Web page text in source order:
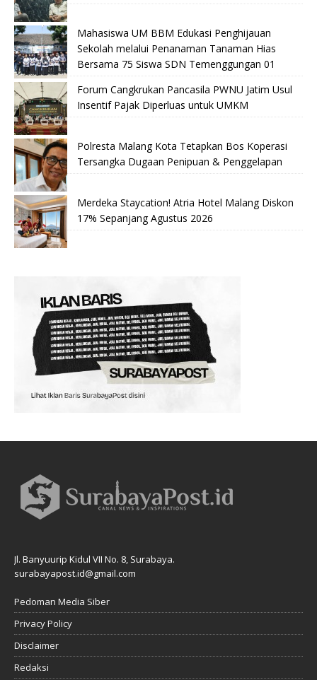
Mahasiswa UM BBM Edukasi Penghijauan
Sekolah melalui Penanaman Tanaman Hias
Bersama 75 Siswa SDN Temenggungan 01
Forum Cangkrukan Pancasila PWNU Jatim Usul
Insentif Pajak Diperluas untuk UMKM
Polresta Malang Kota Tetapkan Bos Koperasi
Tersangka Dugaan Penipuan & Penggelapan
Merdeka Staycation! Atria Hotel Malang Diskon
17% Sepanjang Agustus 2026
Jl. Banyuurip Kidul VII No. 8, Surabaya.
surabayapost.id@gmail.com
Pedoman Media Siber
Privacy Policy
Disclaimer
Redaksi